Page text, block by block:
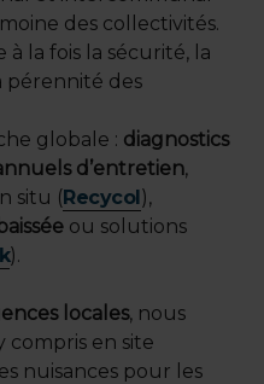
des collectivités.
la fois la sécurité, la
pérennité des
globale : diagnostics
d’entretien,
situ (Recycol),
ou solutions
).
locales, nous
compris en site
nuisances pour les